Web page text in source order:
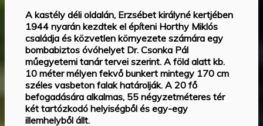
A kastély déli oldalán, Erzsébet királyné kertjében
1944 nyarán kezdtek el építeni Horthy Miklós
családja és közvetlen környezete számára egy
bombabiztos óvóhelyet Dr. Csonka Pál
műegyetemi tanár tervei szerint. A föld alatt kb.
10 méter mélyen fekvő bunkert mintegy 170 cm
széles vasbeton falak határolják. A 20 fő
befogadására alkalmas, 55 négyzetméteres tér
két tartózkodó helyiségből és egy-egy
illemhelyből állt.